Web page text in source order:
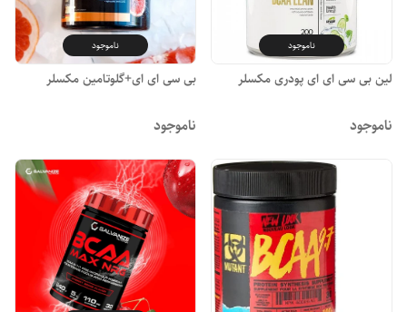
ناموجود
لین بی سی ای ای پودری مکسلر
ناموجود
ناموجود
بی سی ای ای+گلوتامین مکسلر
ناموجود